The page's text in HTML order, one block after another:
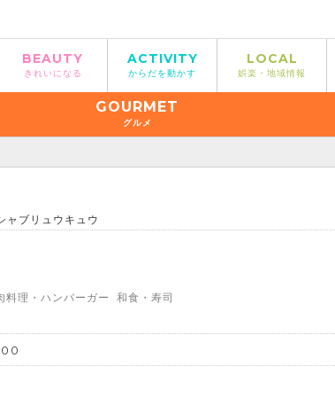
BEAUTY
きれいになる
ACTIVITY
からだを動かす
LOCAL
娯楽・地域情報
GOURMET
グルメ
ャブリュウキュウ
料理・ハンバーガー 和食・寿司